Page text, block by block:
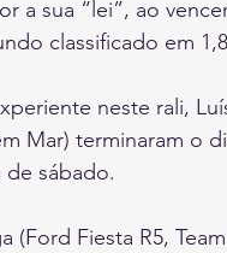
a sua “lei”, ao
classificado em
neste rali,
Mar) terminaram
de sábado.
(Ford Fiesta R5,